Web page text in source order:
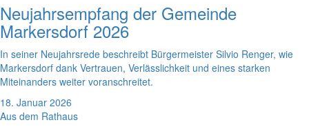
Neujahrsempfang der Gemeinde
Markersdorf 2026
In seiner Neujahrsrede beschreibt Bürgermeister Silvio Renger, wie
Markersdorf dank Vertrauen, Verlässlichkeit und eines starken
Miteinanders weiter voranschreitet.
18. Januar 2026
Aus dem Rathaus